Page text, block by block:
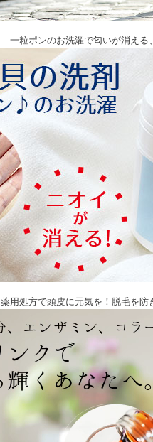
一粒ポンのお洗濯で匂いが消える
薬用処方で頭皮に元気を！脱毛を防